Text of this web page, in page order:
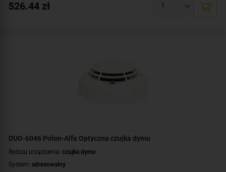
526.44 zł
DUO-6046 Polon-Alfa Optyczna czujka dymu
Rodzaj urządzenia: czujka dymu
System: adresowalny